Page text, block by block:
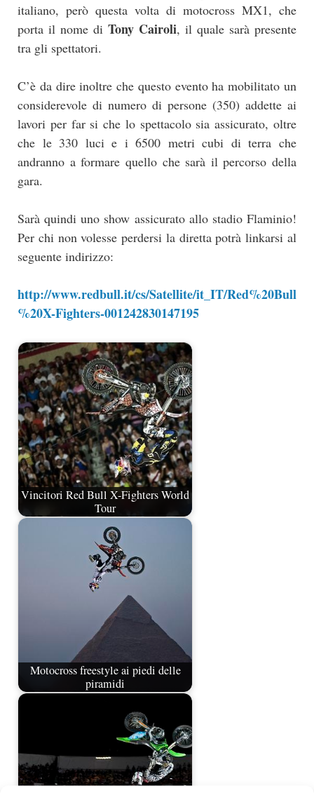
italiano, però questa volta di motocross MX1, che
porta il nome di Tony Cairoli, il quale sarà presente
tra gli spettatori.
C’è da dire inoltre che questo evento ha mobilitato un
considerevole di numero di persone (350) addette ai
lavori per far si che lo spettacolo sia assicurato, oltre
che le 330 luci e i 6500 metri cubi di terra che
andranno a formare quello che sarà il percorso della
gara.
Sarà quindi uno show assicurato allo stadio Flaminio!
Per chi non volesse perdersi la diretta potrà linkarsi al
seguente indirizzo:
http://www.redbull.it/cs/Satellite/it_IT/Red%20Bull
%20X-Fighters-001242830147195
Vincitori Red Bull X-Fighters World
Tour
Motocross freestyle ai piedi delle
piramidi